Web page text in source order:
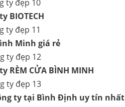
BIOTECH
Minh giá rẻ
RÈM CỬA BÌNH MINH
ty tại Bình Định uy tín nhất